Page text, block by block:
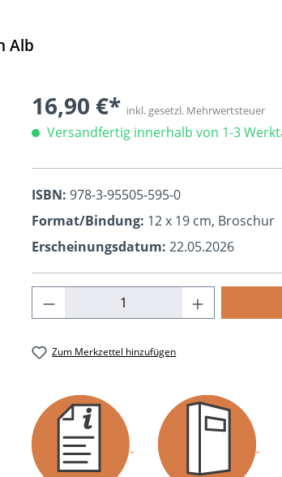
Alb
16,90 €* inkl. gesetzl. Mehrwertsteuer
Versandfertig innerhalb von 1-3
ISBN: 978-3-95505-595-0
Format/Bindung: 12 x 19 cm, Broschur
Erscheinungsdatum: 22.05.2026
Produkt Anzahl: Gib den
Zum Merkzettel hinzufügen